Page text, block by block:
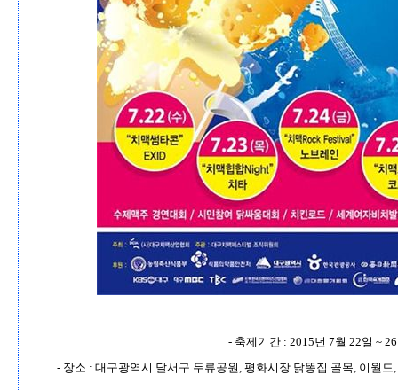
- 축제기간 : 2015년 7월 22일 ~ 26
- 장소 : 대구광역시 달서구 두류공원, 평화시장 닭똥집 골목, 이월드,